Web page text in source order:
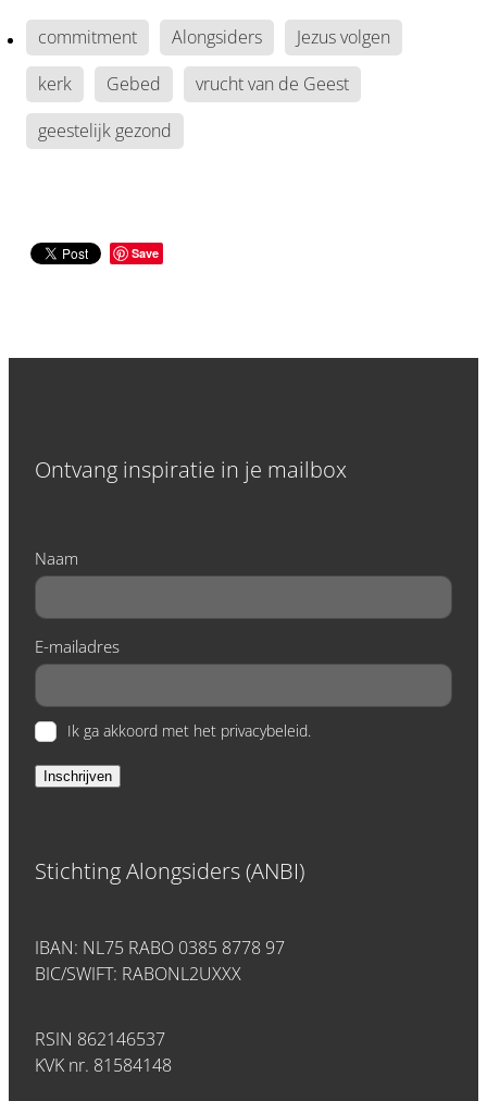
commitment Alongsiders
Jezus volgen
kerk
Gebed
vrucht van de Geest
geestelijk gezond
Save
Ontvang inspiratie in je mailbox
Naam
E-mailadres
Ik ga akkoord met het privacybeleid.
Inschrijven
Stichting Alongsiders (ANBI)
IBAN: NL75 RABO 0385 8778 97
BIC/SWIFT: RABONL2UXXX
RSIN 862146537
KVK nr. 81584148